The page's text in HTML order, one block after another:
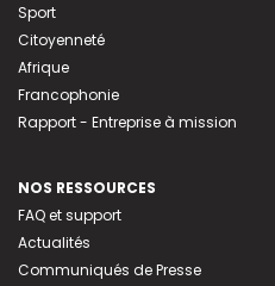
Sport
Citoyenneté
Afrique
Francophonie
Rapport - Entreprise à mission
NOS RESSOURCES
FAQ et support
Actualités
Communiqués de Presse